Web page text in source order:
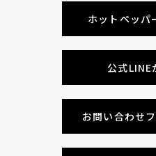
ホットペッパ
公式LINE
お問い合わせ